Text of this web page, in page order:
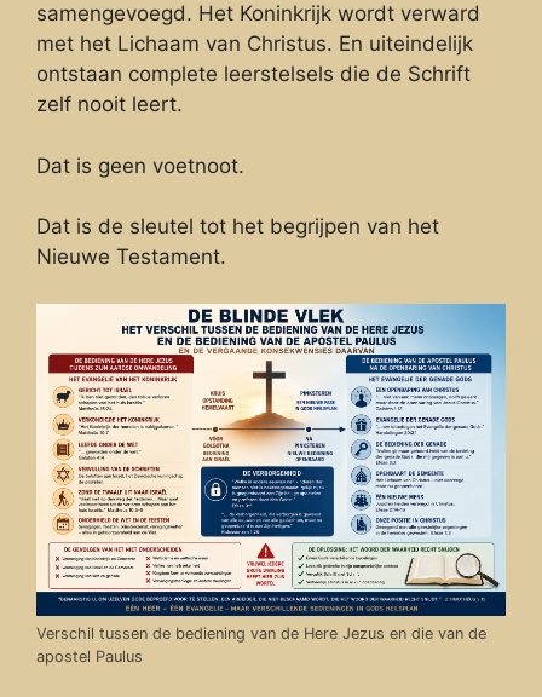
samengevoegd. Het Koninkrijk wordt verward
met het Lichaam van Christus. En uiteindelijk
ontstaan complete leerstelsels die de Schrift
zelf nooit leert.
Dat is geen voetnoot.
Dat is de sleutel tot het begrijpen van het
Nieuwe Testament.
Verschil tussen de bediening van de Here Jezus en die van de
apostel Paulus